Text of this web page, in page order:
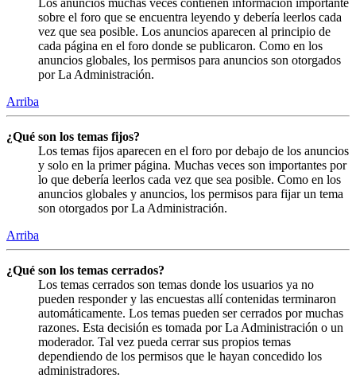
sobre el foro que se encuentra leyendo y debería leerlos cada
vez que sea posible. Los anuncios aparecen al principio de
cada página en el foro donde se publicaron. Como en los
anuncios globales, los permisos para anuncios son otorgados
por La Administración.
Arriba
¿Qué son los temas fijos?
Los temas fijos aparecen en el foro por debajo de los anuncios
y solo en la primer página. Muchas veces son importantes por
lo que debería leerlos cada vez que sea posible. Como en los
anuncios globales y anuncios, los permisos para fijar un tema
son otorgados por La Administración.
Arriba
¿Qué son los temas cerrados?
Los temas cerrados son temas donde los usuarios ya no
pueden responder y las encuestas allí contenidas terminaron
automáticamente. Los temas pueden ser cerrados por muchas
razones. Esta decisión es tomada por La Administración o un
moderador. Tal vez pueda cerrar sus propios temas
dependiendo de los permisos que le hayan concedido los
administradores.